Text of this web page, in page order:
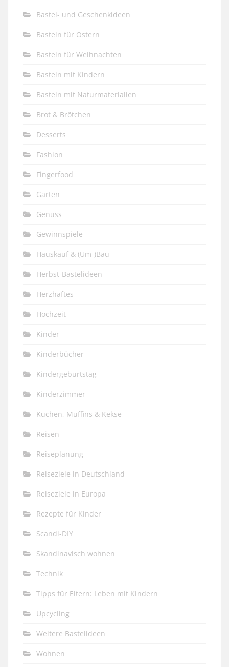
Bastel- und Geschenkideen
Basteln für Ostern
Basteln für Weihnachten
Basteln mit Kindern
Basteln mit Naturmaterialien
Brot & Brötchen
Desserts
Fashion
Fingerfood
Garten
Genuss
Gewinnspiele
Hauskauf & (Um-)Bau
Herbst-Bastelideen
Herzhaftes
Hochzeit
Kinder
Kinderbücher
Kindergeburtstag
Kinderzimmer
Kuchen, Muffins & Kekse
Reisen
Reiseplanung
Reiseziele in Deutschland
Reiseziele in Europa
Rezepte für Kinder
Scandi-DIY
Skandinavisch wohnen
Technik
Tipps für Eltern: Leben mit Kindern
Upcycling
Weitere Bastelideen
Wohnen